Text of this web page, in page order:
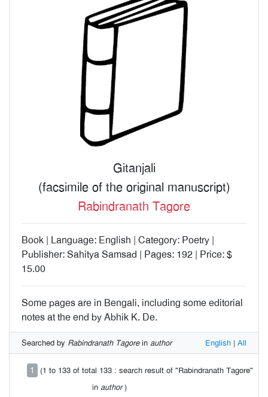
Gitanjali
(facsimile of the original manuscript)
Rabindranath Tagore
Book | Language: English | Category: Poetry |
Publisher: Sahitya Samsad | Pages: 192 | Price: $
15.00
Some pages are in Bengali, including some editorial
notes at the end by Abhik K. De.
Searched by Rabindranath Tagorein author English | All
1
(1 to 133 of total 133 : search result of "Rabindranath Tagore"
in author)